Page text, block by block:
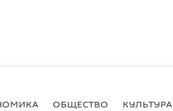
ОБЩЕСТВО КУЛЬТУРА